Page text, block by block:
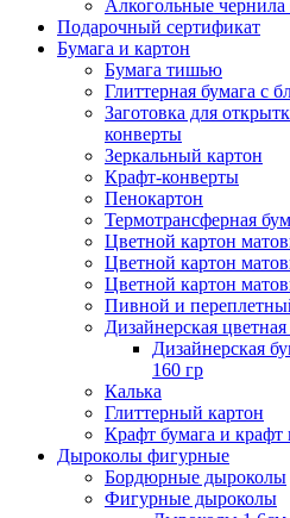
Алкогольные
Подарочный сертификат
Бумага и картон
Бумага тишью
Глиттерная бумага с
Заготовка для
конверты
Зеркальный картон
Крафт-конверты
Пенокартон
Термотрансферная
Цветной картон
Цветной картон
Цветной картон
Пивной и
Дизайнерская цветная
Дизайнерская
160 гр
Калька
Глиттерный картон
Крафт бумага и крафт
Дыроколы фигурные
Бордюрные дыроколы
Фигурные дыроколы